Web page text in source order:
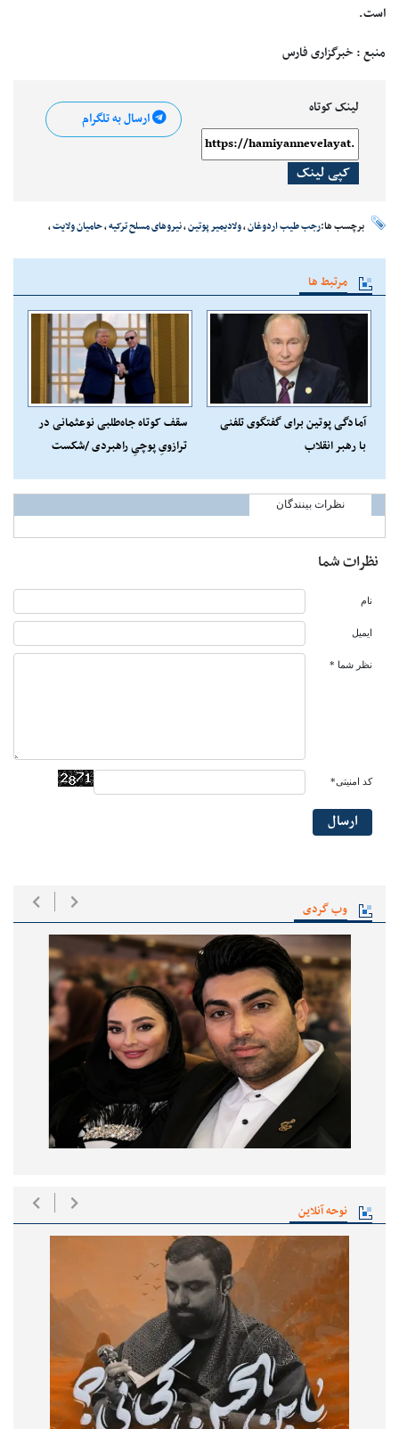
وب گردی
نوحه آنلاین
است.
منبع : خبرگزاری فارس
لینک کوتاه
کپی لینک
ارسال به تلگرام
برچسب ها:رجب طیب اردوغان،ولادیمیر پوتین،نیروهای مسلح ترکیه،حامیان ولایت،
مرتبط ها
آمادگی پوتین برای گفتگوی تلفنی
با رهبر انقلاب
سقف کوتاه جاه‌طلبی نوعثمانی در
ترازویِ پوچیِ راهبردی /شکست
عمل + عکس
نظرات بینندگان
نظرات شما
نام
ایمیل
نظر شما *
کد امنیتی*
ارسال